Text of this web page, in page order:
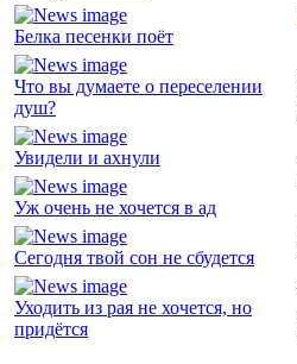
Белка песенки поёт
Что вы думаете о переселении
душ?
Увидели и ахнули
Уж очень не хочется в ад
Сегодня твой сон не сбудется
Уходить из рая не хочется, но
придётся